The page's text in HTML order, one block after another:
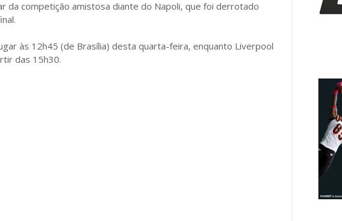
da competição amistosa diante do Napoli, que foi derrotado
às 12h45 (de Brasília) desta quarta-feira, enquanto Liverpool
das 15h30.